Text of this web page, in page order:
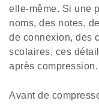
elle-même. Si une
noms, des notes,
de connexion, des
scolaires, ces
après compression.
Avant de